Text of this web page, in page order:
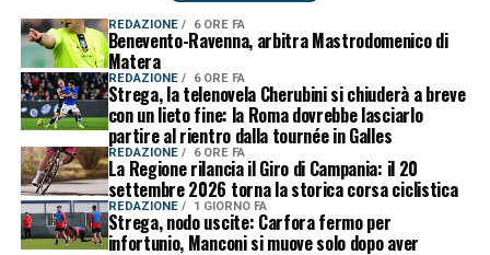
REDAZIONE 6 ORE FA
Benevento-Ravenna, arbitra Mastrodomenico di
Matera
REDAZIONE 6 ORE FA
Strega, la telenovela Cherubini si chiuderà a breve
con un lieto fine: la Roma dovrebbe lasciarlo
partire al rientro dalla tournée in Galles
REDAZIONE 6 ORE FA
La Regione rilancia il Giro di Campania: il 20
settembre 2026 torna la storica corsa ciclistica
REDAZIONE 1 GIORNO FA
Strega, nodo uscite: Carfora fermo per
infortunio, Manconi si muove solo dopo aver